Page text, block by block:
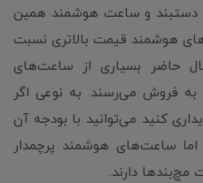
دستبند و ساعت هوشمند همین
هوشمند قیمت بالاتری نسبت
حاضر بسیاری از ساعت‌های
فروش می‌رسند. به نوعی اگر
کنید می‌توانید با بودجه آن
ساعت‌های هوشمند پرچمدار
دارند.